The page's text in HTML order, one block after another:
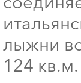
лыжни
124